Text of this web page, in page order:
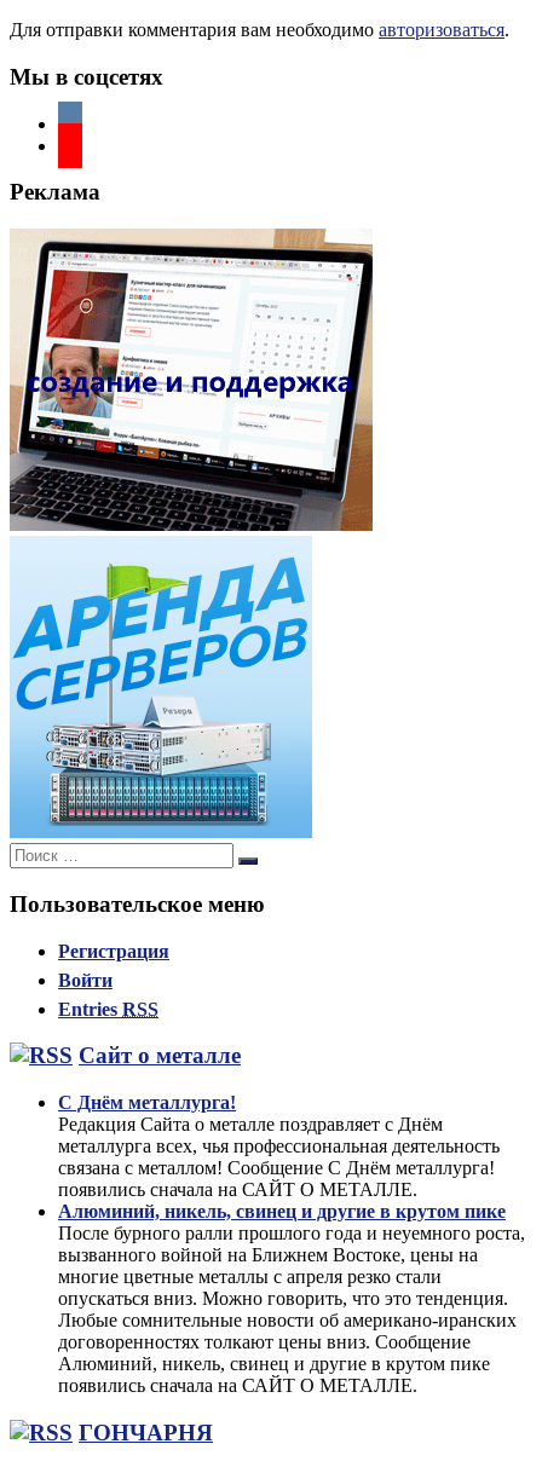
Для отправки комментария вам необходимо авторизоваться.
Мы в соцсетях
Реклама
Поиск:
Поиск
Пользовательское меню
Регистрация
Войти
Entries RSS
Сайт о металле
С Днём металлурга!
Редакция Сайта о металле поздравляет с Днём
металлурга всех, чья профессиональная деятельность
связана с металлом! Сообщение С Днём металлурга!
появились сначала на САЙТ О МЕТАЛЛЕ.
Алюминий, никель, свинец и другие в крутом пике
После бурного ралли прошлого года и неуемного роста,
вызванного войной на Ближнем Востоке, цены на
многие цветные металлы с апреля резко стали
опускаться вниз. Можно говорить, что это тенденция.
Любые сомнительные новости об американо-иранских
договоренностях толкают цены вниз. Сообщение
Алюминий, никель, свинец и другие в крутом пике
появились сначала на САЙТ О МЕТАЛЛЕ.
ГОНЧАРНЯ